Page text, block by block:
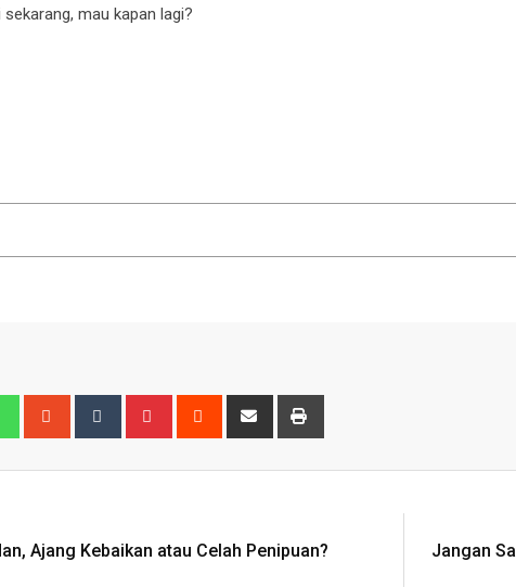
mau kapan lagi?
Ajang Kebaikan atau Celah Penipuan?
Jangan